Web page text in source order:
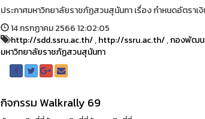
ประกาศมหาวิทยาลัยราชภัฏสวนสุนันทา เรื่อง กำหนดอัตร
14 กรกฏาคม 2566 12:02:05
http://sdd.ssru.ac.th/,http://ssru.ac.th/,กองพัฒน
มหาวิทยาลัยราชภัฏสวนสุนันทา
กิจกรรม Walkrally 69